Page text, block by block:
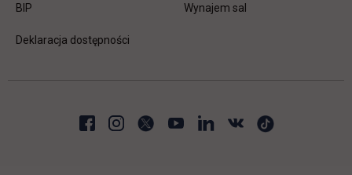
BIP
Deklaracja dostępności
Wynajem sal